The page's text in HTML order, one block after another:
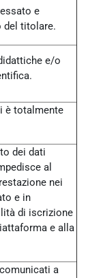
e
del titolare.
e/o
è totalmente
dei dati
al
nei
e in
di iscrizione
e alla
a